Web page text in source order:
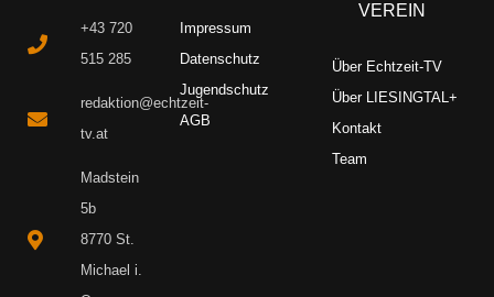
+43 720
515 285
redaktion@echtzeit-
tv.at
Madstein
5b
8770 St.
Michael i.
Impressum
Datenschutz
Jugendschutz
AGB
VEREIN
Über Echtzeit-TV
Über LIESINGTAL+
Kontakt
Team